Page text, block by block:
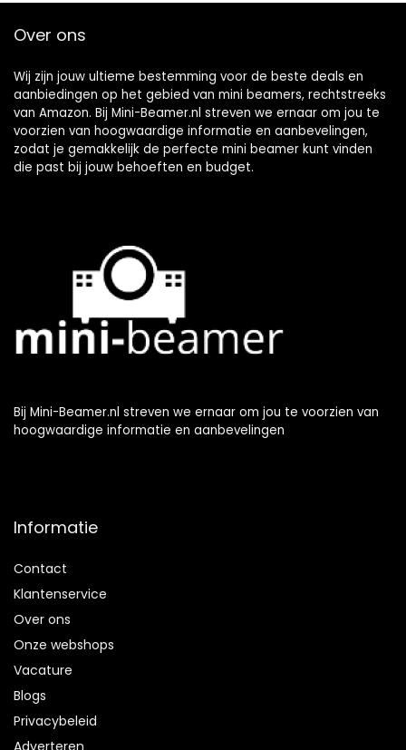
Over ons
Wij zijn jouw ultieme bestemming voor de beste deals en
aanbiedingen op het gebied van mini beamers, rechtstreeks
van Amazon. Bij Mini-Beamer.nl streven we ernaar om jou te
voorzien van hoogwaardige informatie en aanbevelingen,
zodat je gemakkelijk de perfecte mini beamer kunt vinden
die past bij jouw behoeften en budget.
Bij Mini-Beamer.nl streven we ernaar om jou te voorzien van
hoogwaardige informatie en aanbevelingen
Informatie
Contact
Klantenservice
Over ons
Onze webshops
Vacature
Blogs
Privacybeleid
Adverteren